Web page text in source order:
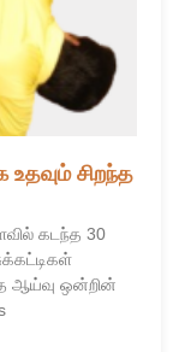
உதவும் சிறந்த
கடந்த 30
ஆய்வு ஒன்றின்